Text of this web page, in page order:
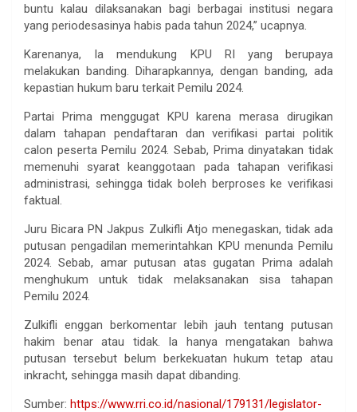
buntu kalau dilaksanakan bagi berbagai institusi negara
yang periodesasinya habis pada tahun 2024,” ucapnya.
Karenanya, Ia mendukung KPU RI yang berupaya
melakukan banding. Diharapkannya, dengan banding, ada
kepastian hukum baru terkait Pemilu 2024.
Partai Prima menggugat KPU karena merasa dirugikan
dalam tahapan pendaftaran dan verifikasi partai politik
calon peserta Pemilu 2024. Sebab, Prima dinyatakan tidak
memenuhi syarat keanggotaan pada tahapan verifikasi
administrasi, sehingga tidak boleh berproses ke verifikasi
faktual.
Juru Bicara PN Jakpus Zulkifli Atjo menegaskan, tidak ada
putusan pengadilan memerintahkan KPU menunda Pemilu
2024. Sebab, amar putusan atas gugatan Prima adalah
menghukum untuk tidak melaksanakan sisa tahapan
Pemilu 2024.
Zulkifli enggan berkomentar lebih jauh tentang putusan
hakim benar atau tidak. Ia hanya mengatakan bahwa
putusan tersebut belum berkekuatan hukum tetap atau
inkracht, sehingga masih dapat dibanding.
Sumber: https://www.rri.co.id/nasional/179131/legislator-